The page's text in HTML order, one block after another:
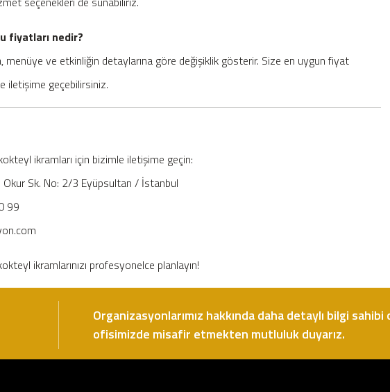
fiyatları nedir?
menüye ve etkinliğin detaylarına göre değişiklik gösterir. Size en uygun fiyat
iletişime geçebilirsiniz.
ikramları için bizimle iletişime geçin:
Sk. No: 2/3 Eyüpsultan / İstanbul
99
ikramlarınızı profesyonelce planlayın!
Organizasyonlarımız hakkında daha detaylı bilgi sahibi
ofisimizde misafir etmekten mutluluk duyarız.